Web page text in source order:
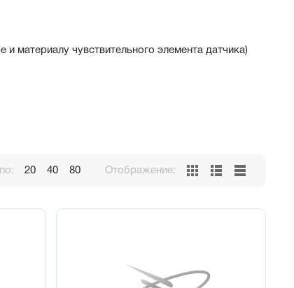
материалу чувствительного элемента датчика)
группе V2, остальные – группе N2
20 40 80 Отображение: